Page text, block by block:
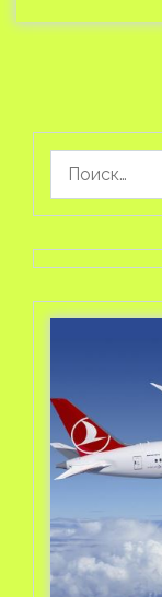
Пагинация